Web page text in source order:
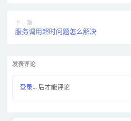
下一篇
服务调用超时问题怎么解决
发表评论
登录... 后才能评论